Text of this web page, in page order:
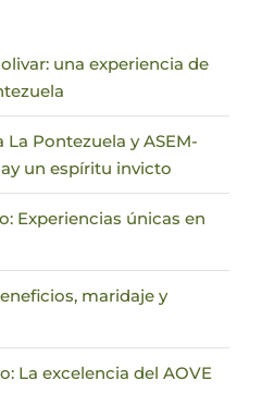
una experiencia de
Pontezuela y ASEM-
un espíritu invicto
Experiencias únicas en
maridaje y
La excelencia del AOVE